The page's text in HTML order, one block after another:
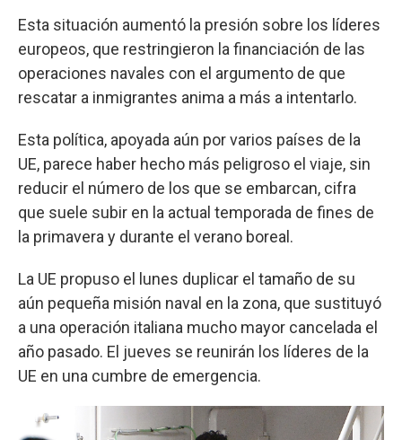
Esta situación aumentó la presión sobre los líderes
europeos, que restringieron la financiación de las
operaciones navales con el argumento de que
rescatar a inmigrantes anima a más a intentarlo.
Esta política, apoyada aún por varios países de la
UE, parece haber hecho más peligroso el viaje, sin
reducir el número de los que se embarcan, cifra
que suele subir en la actual temporada de fines de
la primavera y durante el verano boreal.
La UE propuso el lunes duplicar el tamaño de su
aún pequeña misión naval en la zona, que sustituyó
a una operación italiana mucho mayor cancelada el
año pasado. El jueves se reunirán los líderes de la
UE en una cumbre de emergencia.